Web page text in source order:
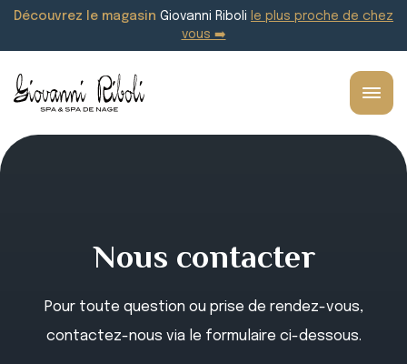
Découvrez le magasin Giovanni Riboli
le plus proche de chez
vous ➡️
Nous contacter
Pour toute question ou prise de rendez-vous,
contactez-nous via le formulaire ci-dessous.